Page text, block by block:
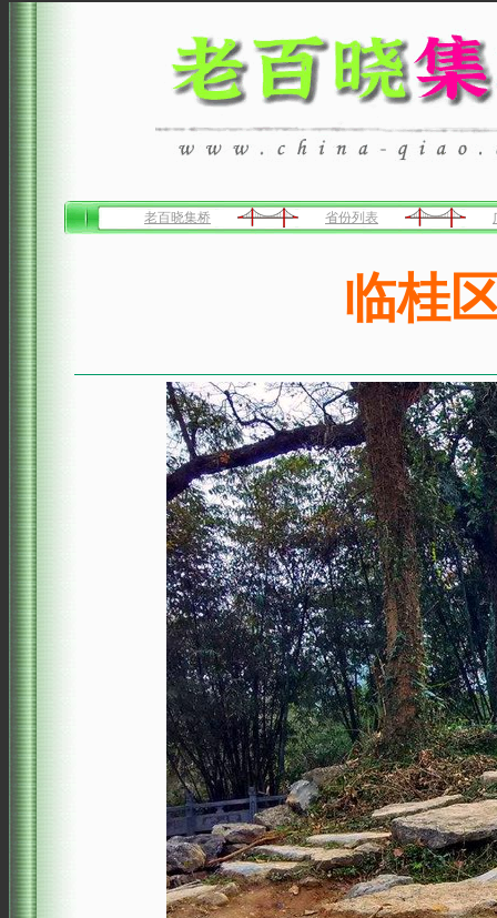
老百晓集桥 省份列表
临桂